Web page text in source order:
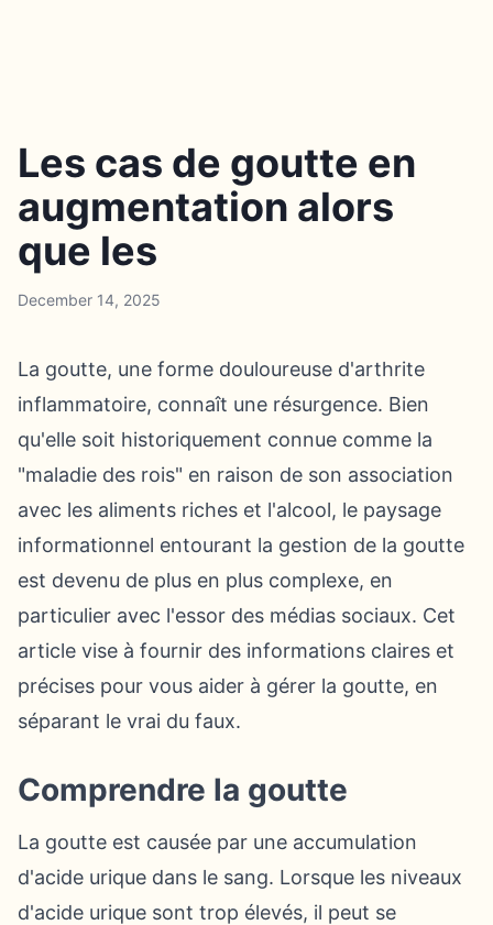
Les cas de goutte en
augmentation alors
que les
December 14, 2025
La goutte, une forme douloureuse d'arthrite
inflammatoire, connaît une résurgence. Bien
qu'elle soit historiquement connue comme la
"maladie des rois" en raison de son association
avec les aliments riches et l'alcool, le paysage
informationnel entourant la gestion de la goutte
est devenu de plus en plus complexe, en
particulier avec l'essor des médias sociaux. Cet
article vise à fournir des informations claires et
précises pour vous aider à gérer la goutte, en
séparant le vrai du faux.
Comprendre la goutte
La goutte est causée par une accumulation
d'acide urique dans le sang. Lorsque les niveaux
d'acide urique sont trop élevés, il peut se